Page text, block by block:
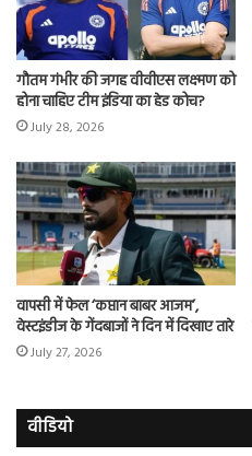
गौतम गंभीर की जगह वीवीएस लक्ष्मण को
होना चाहिए टीम इंडिया का हेड कोच?
July 28, 2026
वापसी में फेल ‘कप्तान बाबर आजम’,
वेस्टइंडीज के गेंदबाजों ने दिन में दिखाए तारे
July 27, 2026
वीडियो